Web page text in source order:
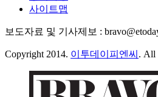
사이트맵
보도자료 및 기사제보 :
Copyright 2014. 이투데이피엔씨 . All